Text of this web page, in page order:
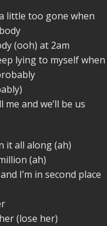
little too gone when
(ooh) at 2am
lying to myself when
me and we’ll be us
it all along (ah)
(ah)
I’m in second place
(lose her)